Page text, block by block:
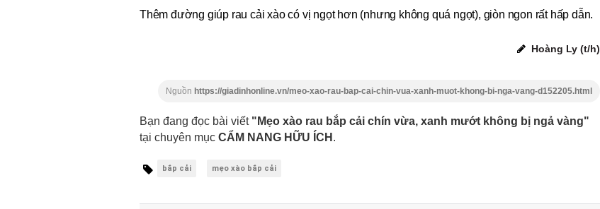
Thêm đường giúp rau cải xào có vị ngọt hơn (nhưng không quá ngọt), giòn ngon rất hấp dẫn.
Hoàng Ly (t/h)
Nguồn https://giadinhonline.vn/meo-xao-rau-bap-cai-chin-vua-xanh-muot-khong-bi-nga-vang-d152205.html
Bạn đang đọc bài viết "Mẹo xào rau bắp cải chín vừa, xanh mướt không bị ngả vàng"
tại chuyên mục CẨM NANG HỮU ÍCH .
bắp cải mẹo xào bắp cải